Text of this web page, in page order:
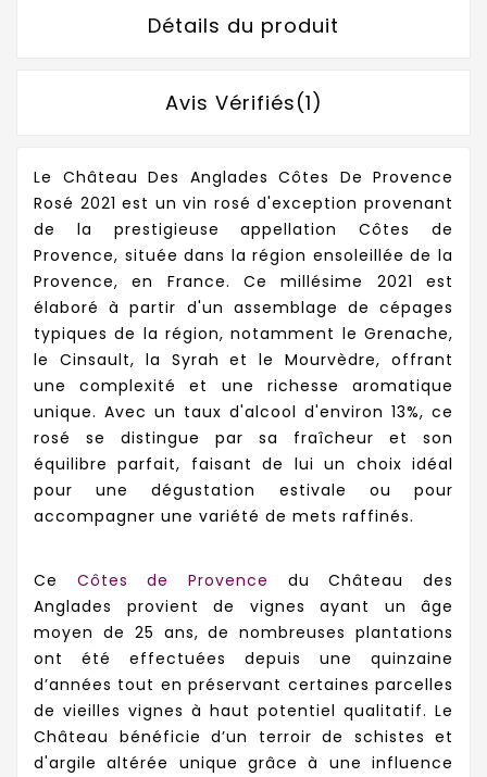
Détails du produit
Avis Vérifiés(1)
Le Château Des Anglades Côtes De Provence
Rosé 2021 est un vin rosé d'exception provenant
de la prestigieuse appellation Côtes de
Provence, située dans la région ensoleillée de la
Provence, en France. Ce millésime 2021 est
élaboré à partir d'un assemblage de cépages
typiques de la région, notamment le Grenache,
le Cinsault, la Syrah et le Mourvèdre, offrant
une complexité et une richesse aromatique
unique. Avec un taux d'alcool d'environ 13%, ce
rosé se distingue par sa fraîcheur et son
équilibre parfait, faisant de lui un choix idéal
pour une dégustation estivale ou pour
accompagner une variété de mets raffinés.
Ce Côtes de Provence
du Château des
Anglades provient de vignes ayant un âge
moyen de 25 ans, denombreuses plantations
ont été effectuées depuis une quinzaine
d’années tout en préservant certaines parcelles
de vieilles vignes à haut potentiel qualitatif. Le
Château bénéficie d’un terroir de schistes et
d'argile altérée unique grâce à une influence